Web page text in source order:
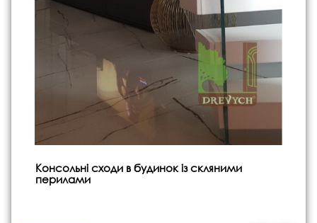
Консольні сходи в будинок із скляними
перилами